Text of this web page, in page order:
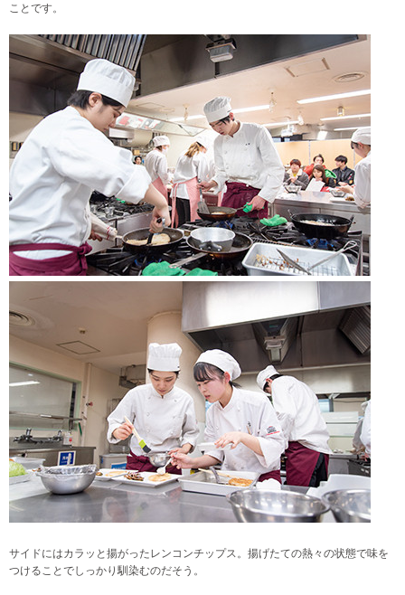
ことです。
サイドにはカラッと揚がったレンコンチップス。揚げたての熱々の状態で味を
つけることでしっかり馴染むのだそう。